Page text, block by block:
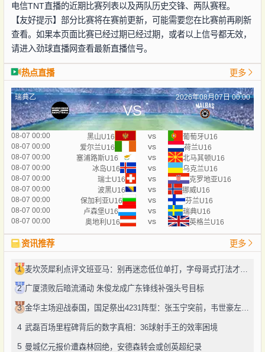
电信TNT直播的近期比赛列表以及两队历史交锋、两队赛程。
【友好提示】部分比赛将在赛前更新，可能需要您在比赛前再刷新
查看。如果本页面比赛已经过期已经过期，或者以上信号都无效，
请进入劲球直播网查看最新直播信号。
热点直播 更多
瑞典乙 2026年08月07日 00:00
VS
08-07 00:00 黑山U16 vs
葡萄牙U16
08-07 00:00
爱尔兰U16 vs
荷兰U16
08-07 00:00
塞浦路斯U16 vs
北马其顿U16
08-07 00:00
冰岛U16 vs
乌克兰U16
08-07 00:00
瑞士U16 vs
克罗地亚U16
08-07 00:00
波黑U16 vs
挪威U16
08-07 00:00
保加利亚U16 vs
芬兰U16
08-07 00:00
卢森堡U16 vs
瑞典U16
08-07 00:00
奥地利U16 vs 英格兰U16
资讯推荐 更多
1 麦坎茨犀利点评文班亚马：别再迷恋低位单打，字母哥式打法才是未来
2 广厦溃败后暗流涌动 朱俊龙成广东锋线补强头号目标
3 金华主场迎战泰国，国足祭出4231阵型：张玉宁突前，韦世豪左路驰骋
4 武磊百场里程碑背后的数字真相：36球射手王的效率困境
5 曼城亿元报价遭森林回绝，安德森转会或创英超纪录